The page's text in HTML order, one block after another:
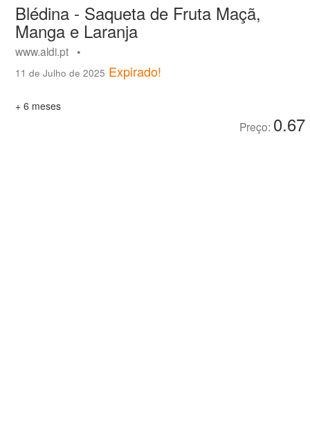
Blédina - Saqueta de Fruta Maçã,
Manga e Laranja
www.aldi.pt •
11 de Julho de 2025 Expirado!
+ 6 meses
Preço: 0.67